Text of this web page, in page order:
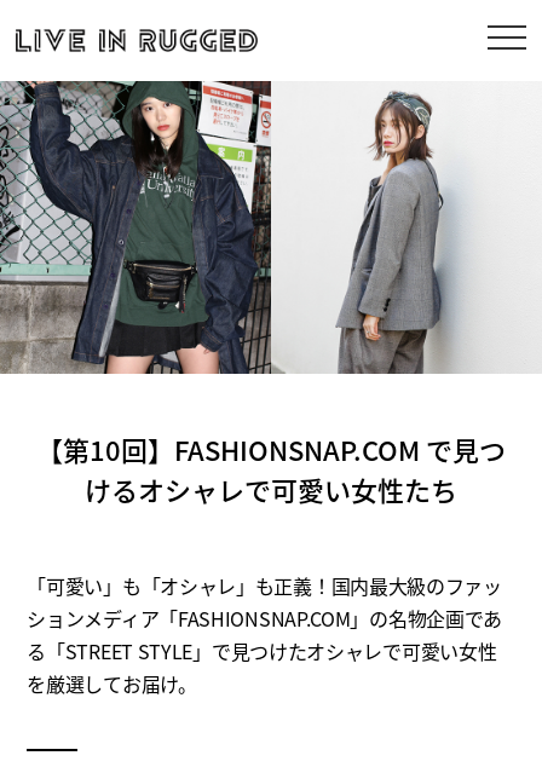
【第10回】FASHIONSNAP.COM で見つ
けるオシャレで可愛い女性たち
「可愛い」も「オシャレ」も正義！国内最大級のファッ
ションメディア「FASHIONSNAP.COM」の名物企画であ
る「STREET STYLE」で見つけたオシャレで可愛い女性
を厳選してお届け。